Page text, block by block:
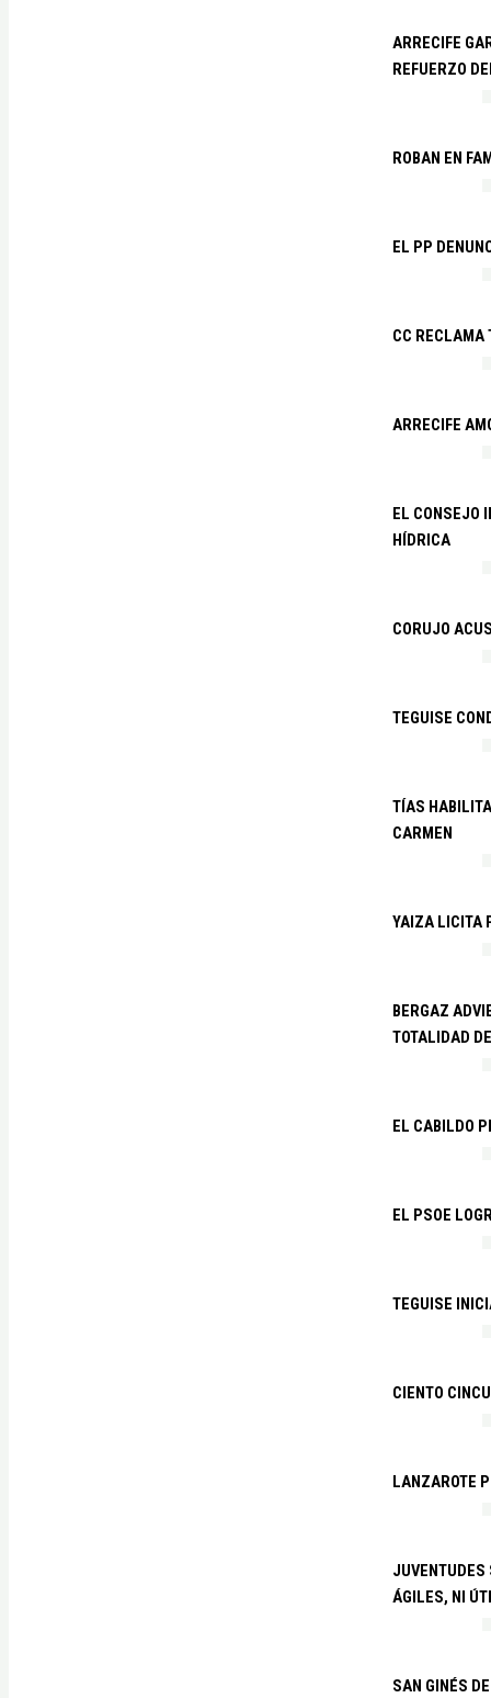
ARRECIFE
REFUERZO
ROBAN EN
EL PP
CC RECLAMA
ARRECIFE
EL CONSEJO
HÍDRICA
CORUJO
TEGUISE
TÍAS
CARMEN
YAIZA LICITA
BERGAZ
TOTALIDAD
EL CABILDO
EL PSOE
TEGUISE
CIENTO
LANZAROTE
JUVENTUDES
ÁGILES, NI
SAN GINÉS